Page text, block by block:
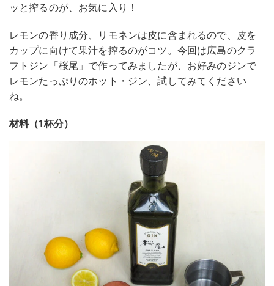
ッと搾るのが、お気に入り！
レモンの香り成分、リモネンは皮に含まれるので、皮を
カップに向けて果汁を搾るのがコツ。今回は広島のクラ
フトジン「桜尾」で作ってみましたが、お好みのジンで
レモンたっぷりのホット・ジン、試してみてください
ね。
材料（1杯分）